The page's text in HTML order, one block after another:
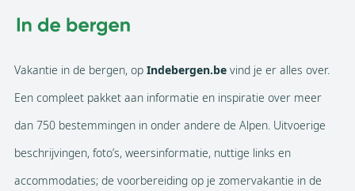
Vakantie in de bergen, op Indebergen.be vind je er alles over.
Een compleet pakket aan informatie en inspiratie over meer
dan 750 bestemmingen in onder andere de Alpen. Uitvoerige
beschrijvingen, foto’s, weersinformatie, nuttige links en
accommodaties; de voorbereiding op je zomervakantie in de